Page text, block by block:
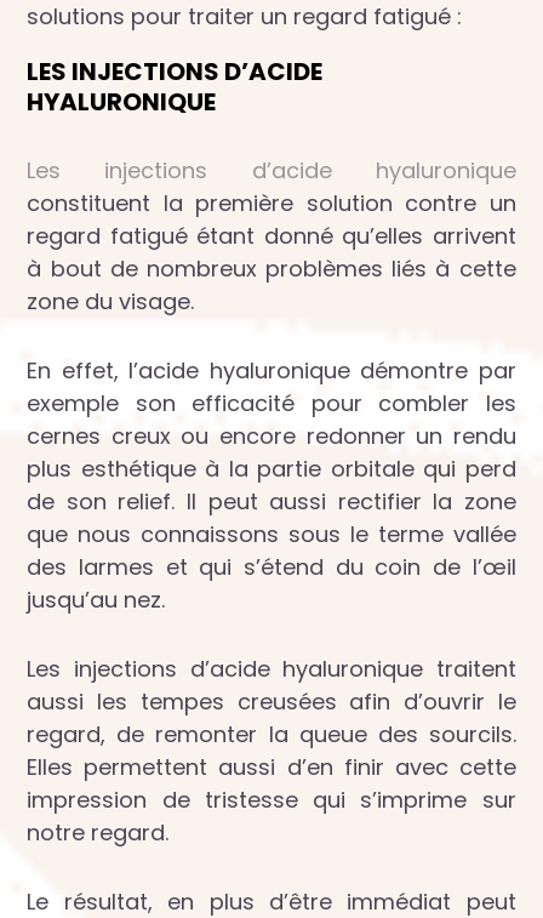
solutions pour traiter un regard fatigué :
LES INJECTIONS D’ACIDE
HYALURONIQUE
Les injections d’acide hyaluronique
constituent la première solution contre un
regard fatigué étant donné qu’elles arrivent
à bout de nombreux problèmes liés à cette
zone du visage.
En effet, l’acide hyaluronique démontre par
exemple son efficacité pour combler les
cernes creux ou encore redonner un rendu
plus esthétique à la partie orbitale qui perd
de son relief. Il peut aussi rectifier la zone
que nous connaissons sous le terme vallée
des larmes et qui s’étend du coin de l’œil
jusqu’au nez.
Les injections d’acide hyaluronique traitent
aussi les tempes creusées afin d’ouvrir le
regard, de remonter la queue des sourcils.
Elles permettent aussi d’en finir avec cette
impression de tristesse qui s’imprime sur
notre regard.
Le résultat, en plus d’être immédiat peut